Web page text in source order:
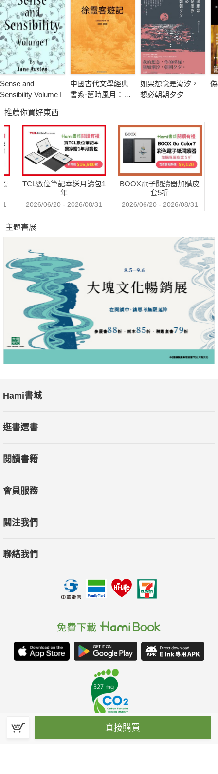
Sense and
Sensibility Volume I
中國古代文學經典
書系·舊時風月：徐
如果想念是潮汐，
想必朝朝夕夕
推薦你買好東西
TCL數位筆記本送月讀包1
年
2026/06/20 - 2026/08/31
BOOX電子閱讀器加購皮
套5折
2026/06/20 - 2026/08/31
直接購買
主題書展
Hami書城
逛書選書
閱讀書籍
會員服務
關注我們
聯絡我們